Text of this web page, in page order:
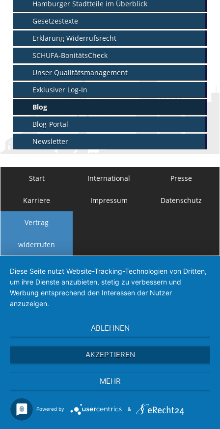
Hamburger Stadtteile im Überblick
Gesetzestexte
Erklärung Widerrufsrecht
SCHUFA-BonitätsCheck
Unser Qualitätsmanagement
Exklusiver Log-In
Blog
Blog-Portal
Newsletter
Start International Presse
Karriere Impressum Datenschutz
Vertrag
widerrufen
Diese Seite nutzt Website-Tracking-Technologien von Dritten,
um ihre Dienste anzubieten, stetig zu verbessern und
Werbung entsprechend den Interessen der Nutzer
anzuzeigen.
ABLEHNEN
AKZEPTIEREN
MEHR
Powered by &